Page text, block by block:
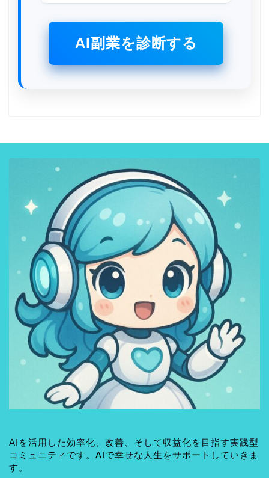
AI副業を診断する
AIを活用した効率化、改善、そして収益化を目指す実践型
コミュニティです。AIで幸せな人生をサポートしていきま
す。